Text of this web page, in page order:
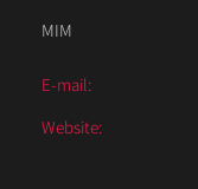
MIM
E-mail:
Website: